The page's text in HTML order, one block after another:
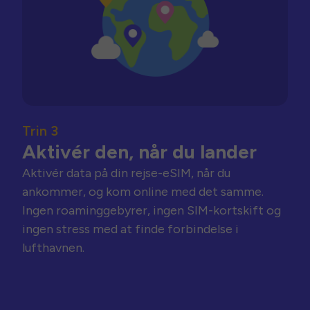
Trin 3
Aktivér den, når du lander
Aktivér data på din rejse-eSIM, når du
ankommer, og kom online med det samme.
Ingen roaminggebyrer, ingen SIM-kortskift og
ingen stress med at finde forbindelse i
lufthavnen.